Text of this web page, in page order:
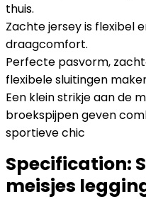
thuis.
Zachte jersey is flexibel
draagcomfort.
Perfecte pasvorm,
flexibele sluitingen
Een klein strikje aan de
broekspijpen geven
sportieve chic
Specification:
meisjes